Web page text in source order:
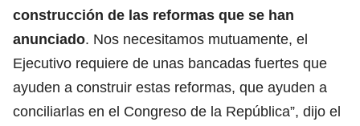
construcción de las reformas que se han
anunciado. Nos necesitamos mutuamente, el
Ejecutivo requiere de unas bancadas fuertes que
ayuden a construir estas reformas, que ayuden a
conciliarlas en el Congreso de la República”, dijo el